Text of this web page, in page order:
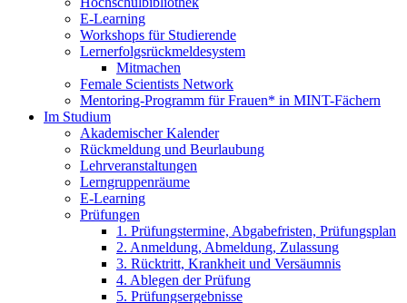
E-Learning
Workshops für Studierende
Lernerfolgsrückmeldesystem
Mitmachen
Female Scientists Network
Mentoring-Programm für Frauen* in MINT-Fächern
Im Studium
Akademischer Kalender
Rückmeldung und Beurlaubung
Lehrveranstaltungen
Lerngruppenräume
E-Learning
Prüfungen
1. Prüfungstermine, Abgabefristen, Prüfungsplan
2. Anmeldung, Abmeldung, Zulassung
3. Rücktritt, Krankheit und Versäumnis
4. Ablegen der Prüfung
5. Prüfungsergebnisse